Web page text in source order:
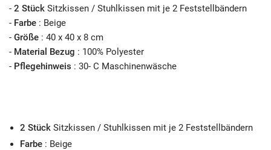
- 2 Stück Sitzkissen / Stuhlkissen mit je 2 Feststellbändern
- Farbe : Beige
- Größe : 40 x 40 x 8 cm
- Material Bezug : 100% Polyester
- Pflegehinweis : 30- C Maschinenwäsche
2 Stück Sitzkissen / Stuhlkissen mit je 2 Feststellbändern
Farbe : Beige